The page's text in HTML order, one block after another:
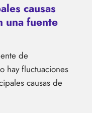
causas
una fuente
de
hay fluctuaciones
causas de